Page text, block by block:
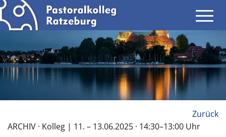
Zurück
ARCHIV · Kolleg | 11. – 13.06.2025 · 14:30–13:00 Uhr